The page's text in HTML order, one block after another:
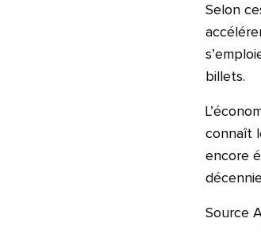
Selon
billets.
connaît
encore
Source